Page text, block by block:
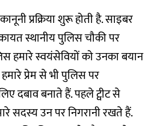
प्रक्रिया शुरू होती है. साइबर
स्थानीय पुलिस चौकी पर
हमारे स्वयंसेवियों को उनका बयान
प्रेम से भी पुलिस पर
दबाव बनाते हैं. पहले ट्वीट से
उन पर निगरानी रखते हैं.